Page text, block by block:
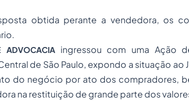
obtida perante a vendedora, os
ADVOCACIA ingressou com uma Ação
de São Paulo, expondo a situação ao
do negócio por ato dos compradores,
na restituição de grande parte dos